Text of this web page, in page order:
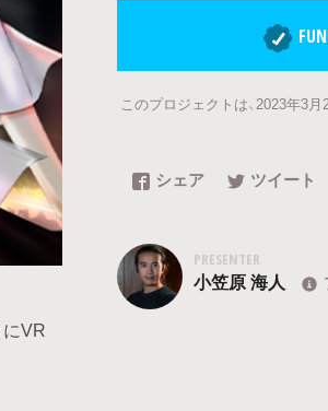
VR
このプロジェクトは、2023年3
シェア ツイート
PRESENTER
小笠原 海人